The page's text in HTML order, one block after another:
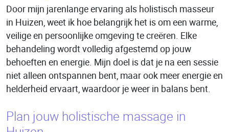
Door mijn jarenlange ervaring als holistisch masseur
in Huizen, weet ik hoe belangrijk het is om een warme,
veilige en persoonlijke omgeving te creëren. Elke
behandeling wordt volledig afgestemd op jouw
behoeften en energie. Mijn doel is dat je na een sessie
niet alleen ontspannen bent, maar ook meer energie en
helderheid ervaart, waardoor je weer in balans bent.
Plan jouw holistische massage in